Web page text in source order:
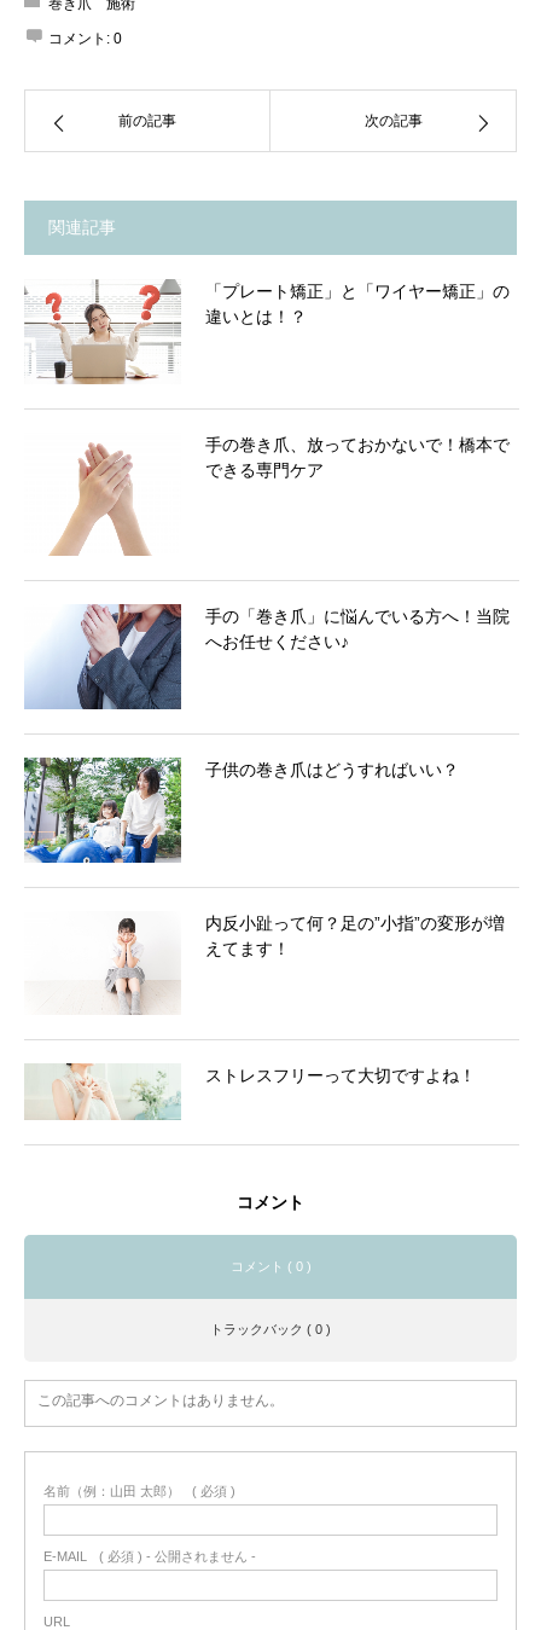
巻き爪 施術
コメント: 0
前の記事 次の記事
関連記事
「プレート矯正」と「ワイヤー矯正」の
違いとは！？
手の巻き爪、放っておかないで！橋本で
できる専門ケア
手の「巻き爪」に悩んでいる方へ！当院
へお任せください♪
子供の巻き爪はどうすればいい？
内反小趾って何？足の”小指”の変形が増
えてます！
ストレスフリーって大切ですよね！
コメント
コメント ( 0 )
トラックバック ( 0 )
この記事へのコメントはありません。
名前（例：山田 太郎） ( 必須 )
E-MAIL ( 必須 ) - 公開されません -
URL